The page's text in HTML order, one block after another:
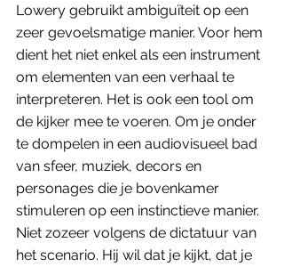
Lowery gebruikt ambiguïteit op een
zeer gevoelsmatige manier. Voor hem
dient het niet enkel als een instrument
om elementen van een verhaal te
interpreteren. Het is ook een tool om
de kijker mee te voeren. Om je onder
te dompelen in een audiovisueel bad
van sfeer, muziek, decors en
personages die je bovenkamer
stimuleren op een instinctieve manier.
Niet zozeer volgens de dictatuur van
het scenario. Hij wil dat je kijkt, dat je